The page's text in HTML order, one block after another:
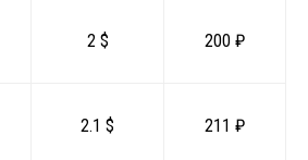
2 $ 200 ₽
2.1 $ 211 ₽